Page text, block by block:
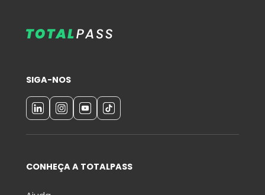
SIGA-NOS
CONHEÇA A TOTALPASS